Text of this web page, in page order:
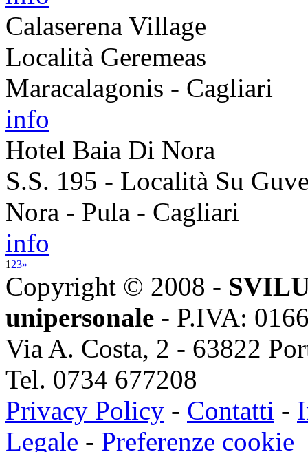
Calaserena Village
Località Geremeas
Maracalagonis - Cagliari
info
Hotel Baia Di Nora
S.S. 195 - Località Su
Nora - Pula - Cagliari
info
1 23»
Copyright © 2008 -
unipersonale - P.IVA:
Via A. Costa, 2 - 63822
Tel. 0734 677208
Privacy Policy - Contatti -
Legale - Preferenze cookie